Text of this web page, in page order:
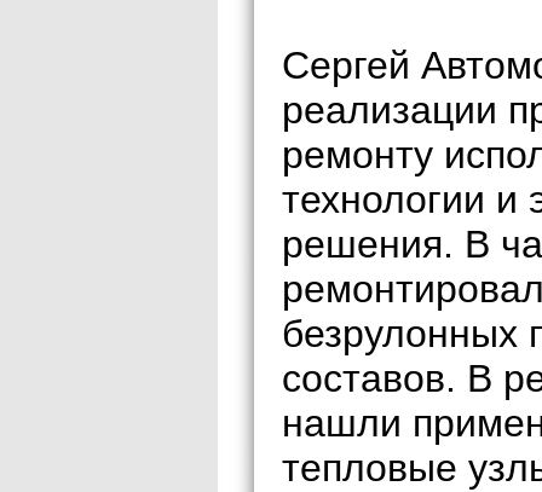
Сергей
реализации
ремонту
технологии и
решения. В
безрулонных
составов. В
нашли
тепловые